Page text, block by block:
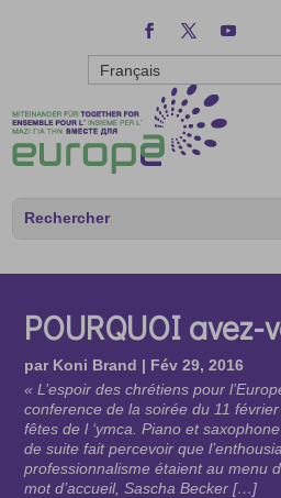
Français
POURQUOI
par Koni Brand | Fév 29, 2016
« L’espoir des chrétiens pour
conference de la soirée du 11
fêtes de l ‘ymca. Piano et
de suite fait percevoir que
professionnalisme étaient au menu
mot d’accueil, Sascha Becker […]